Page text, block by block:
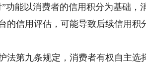
功能以消费者的信用积分为基础，
的信用评估，可能导致后续信用积
第九条规定，消费者有权自主选